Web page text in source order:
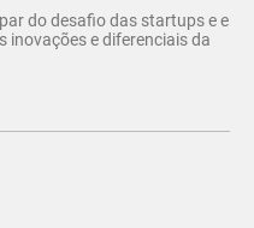
do desafio das startups e e
e diferenciais da